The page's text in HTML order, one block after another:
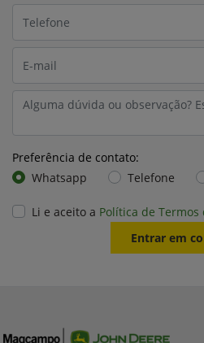
Preferência de contato:
Whatsapp
Telefone
Li e aceito a Política de Termos
Entrar em